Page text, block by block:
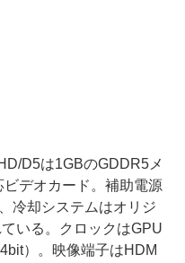
D5は1GBのGDDR5メ
デオカード。補助電源
冷却システムはオリジ
いる。クロックはGPU
）。映像端子はHDM